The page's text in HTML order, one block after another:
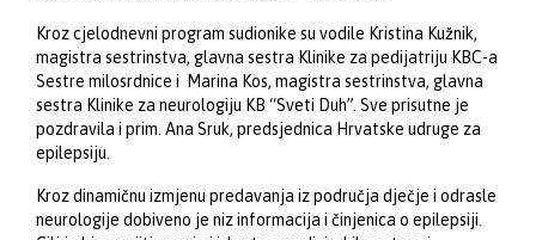
Kroz cjelodnevni program sudionike su vodile Kristina Kužnik,
magistra sestrinstva, glavna sestra Klinike za pedijatriju KBC-a
Sestre milosrdnice i Marina Kos, magistra sestrinstva, glavna
sestra Klinike za neurologiju KB “Sveti Duh”. Sve prisutne je
pozdravila i prim. Ana Sruk, predsjednica Hrvatske udruge za
epilepsiju.
Kroz dinamičnu izmjenu predavanja iz područja dječje i odrasle
neurologije dobiveno je niz informacija i činjenica o epilepsiji.